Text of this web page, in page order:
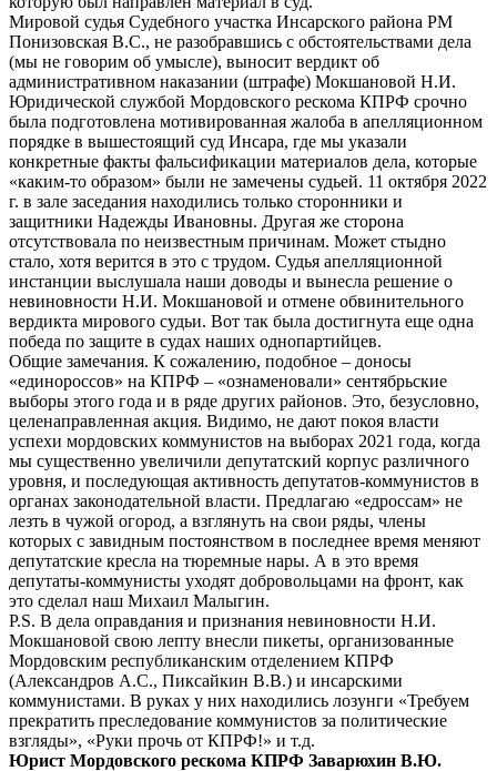
Мировой судья Судебного участка Инсарского района РМ
Понизовская В.С., не разобравшись с обстоятельствами дела
(мы не говорим об умысле), выносит вердикт об
административном наказании (штрафе) Мокшановой Н.И.
Юридической службой Мордовского рескома КПРФ срочно
была подготовлена мотивированная жалоба в апелляционном
порядке в вышестоящий суд Инсара, где мы указали
конкретные факты фальсификации материалов дела, которые
«каким-то образом» были не замечены судьей. 11 октября 2022
г. в зале заседания находились только сторонники и
защитники Надежды Ивановны. Другая же сторона
отсутствовала по неизвестным причинам. Может стыдно
стало, хотя верится в это с трудом. Судья апелляционной
инстанции выслушала наши доводы и вынесла решение о
невиновности Н.И. Мокшановой и отмене обвинительного
вердикта мирового судьи. Вот так была достигнута еще одна
победа по защите в судах наших однопартийцев.
Общие замечания. К сожалению, подобное – доносы
«единороссов» на КПРФ – «ознаменовали» сентябрьские
выборы этого года и в ряде других районов. Это, безусловно,
целенаправленная акция. Видимо, не дают покоя власти
успехи мордовских коммунистов на выборах 2021 года, когда
мы существенно увеличили депутатский корпус различного
уровня, и последующая активность депутатов-коммунистов в
органах законодательной власти. Предлагаю «едроссам» не
лезть в чужой огород, а взглянуть на свои ряды, члены
которых с завидным постоянством в последнее время меняют
депутатские кресла на тюремные нары. А в это время
депутаты-коммунисты уходят добровольцами на фронт, как
это сделал наш Михаил Малыгин.
P.S. В дела оправдания и признания невиновности Н.И.
Мокшановой свою лепту внесли пикеты, организованные
Мордовским республиканским отделением КПРФ
(Александров А.С., Пиксайкин В.В.) и инсарскими
коммунистами. В руках у них находились лозунги «Требуем
прекратить преследование коммунистов за политические
взгляды», «Руки прочь от КПРФ!» и т.д.
Юрист Мордовского рескома КПРФ Заварюхин В.Ю.